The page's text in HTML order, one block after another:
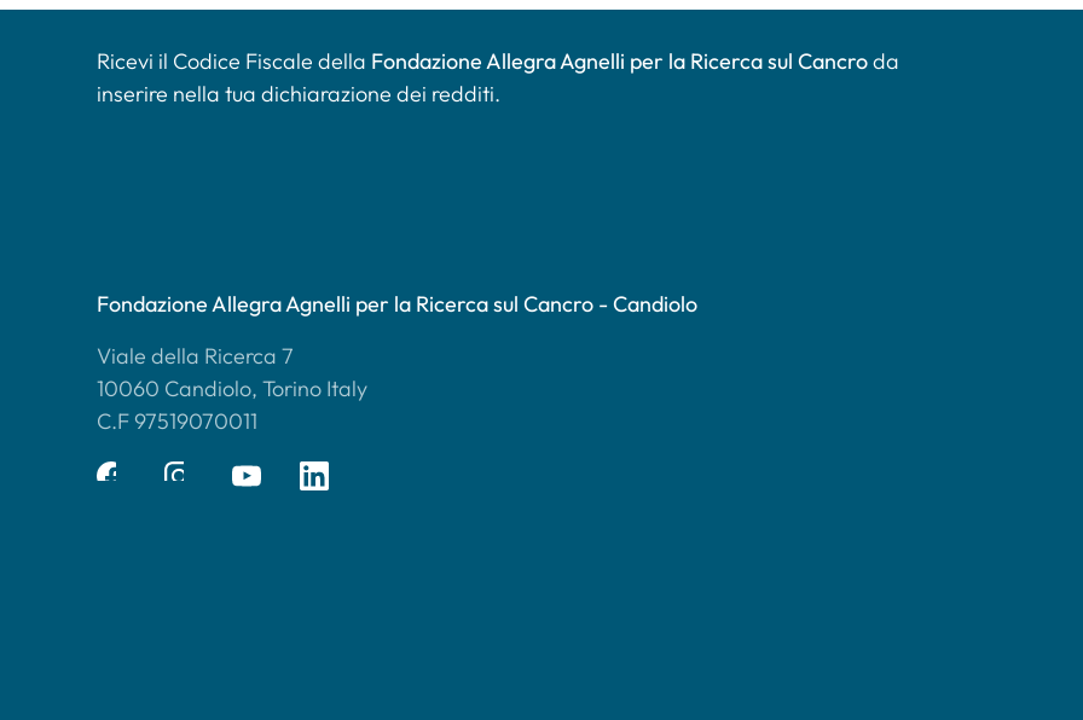
Ricevi il Codice Fiscale della Fondazione Allegra Agnelli per la Ricerca sul Cancroda
inserire nella tua dichiarazione dei redditi.
Fondazione Allegra Agnelli per la Ricerca sul Cancro - Candiolo
Viale della Ricerca 7
10060 Candiolo, Torino Italy
C.F 97519070011